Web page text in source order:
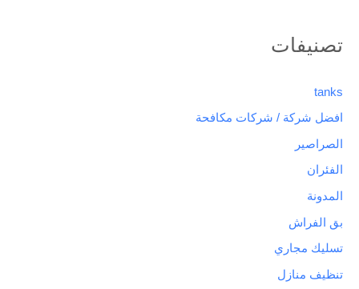
تصنيفات
tanks
افضل شركة / شركات مكافحة
الصراصير
الفئران
المدونة
بق الفراش
تسليك مجاري
تنظيف منازل